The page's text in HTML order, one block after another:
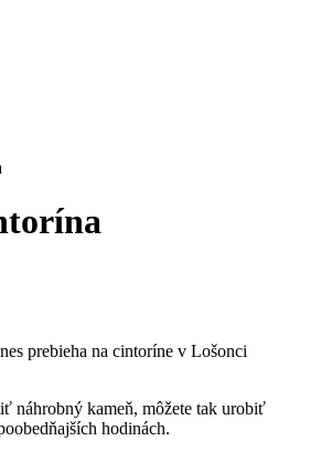
prebieha na cintoríne v Lošonci
náhrobný kameň, môžete tak urobiť
hodinách.